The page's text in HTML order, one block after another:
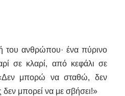
του ανθρώπου· ένα πύρινο
σε κλαρί, από κεφάλι σε
«Δεν μπορώ να σταθώ, δεν
μπορεί να με σβήσει!»